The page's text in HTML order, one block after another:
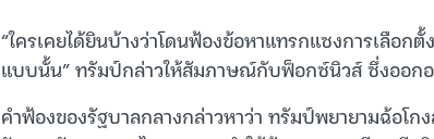
“ใครเคยได้ยินบ้างว่าโดนฟ้องข้อหาแทรกแซงการเลือ
แบบนั้น” ทรัมป์กล่าวให้สัมภาษณ์กับฟ็อกซ์นิวส์ ซึ่งออกอ
คำฟ้องของรัฐบาลกลางกล่าวหาว่า ทรัมป์พยายามฉ้อโก